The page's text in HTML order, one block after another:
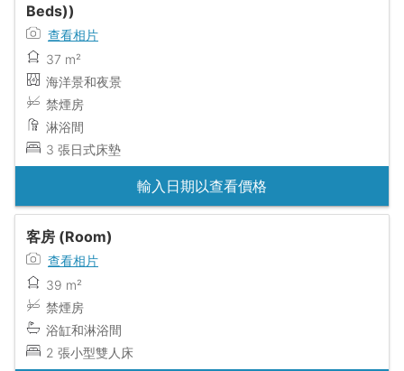
Beds))
查看相片
37 m²
海洋景和夜景
禁煙房
淋浴間
3 張日式床墊
輸入日期以查看價格
客房 (Room)
查看相片
39 m²
禁煙房
浴缸和淋浴間
2 張小型雙人床